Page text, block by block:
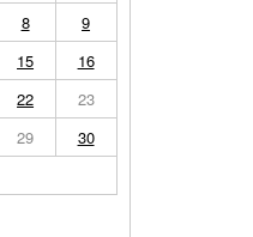
8
9
15
16
22
23
29
30